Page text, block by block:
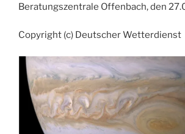
Beratungszentrale Offenbach, den
Copyright (c) Deutscher Wetterdienst